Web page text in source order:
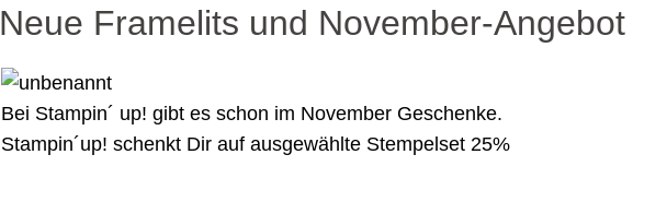
Neue Framelits und November-Angebot
Bei Stampin´ up! gibt es schon im November Geschenke.
Stampin´up! schenkt Dir auf ausgewählte Stempelset 25%